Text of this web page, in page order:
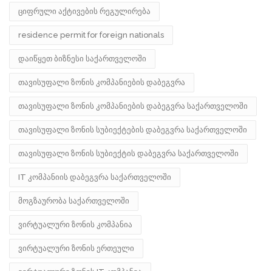
ციფრული აქტივების რეგულირება
residence permit for foreign nationals
დაიწყეთ ბიზნესი საქართველოში
თავისუფალი ზონის კომპანიების დაბეგვრა
თავისუფალი ზონის კომპანიების დაბეგვრა საქართველოში
თავისუფალი ზონის სუბიექტების დაბეგვრა საქართველოში
თავისუფალი ზონის სუბიექტის დაბეგვრა საქართველოში
IT კომპანიის დაბეგვრა საქართველოში
მოგზაურობა საქართველოში
ვირტუალური ზონის კომპანია
ვირტუალური ზონის ერთეული